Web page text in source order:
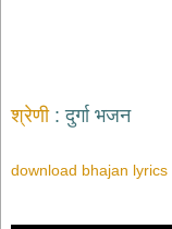
गणेश
bhajans
श्रेणी दुर्गा भजन
download bhajan lyrics